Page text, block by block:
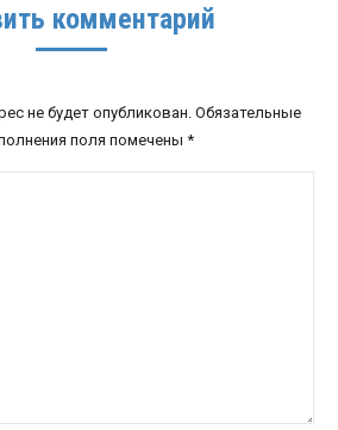
комментарий
не будет опубликован. Обязательные
поля помечены *